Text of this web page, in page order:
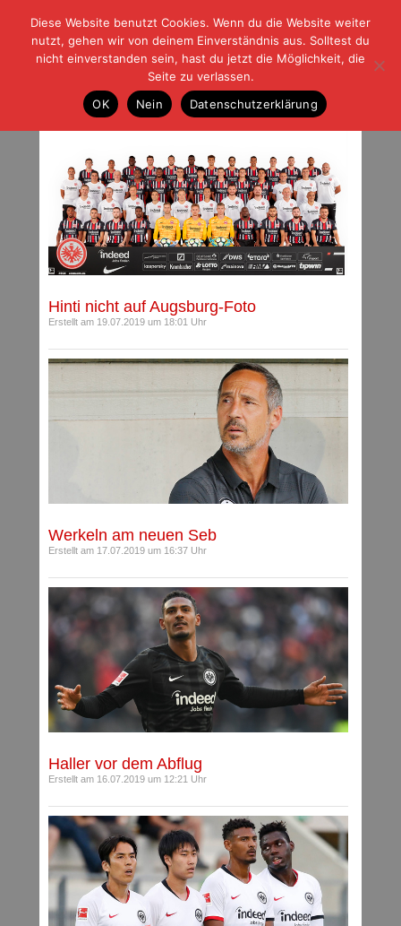
| | |BLOG-GFußball und der Rest
HOME|REGELN|IMPRESSUM |DATENSCHUTZ
Archiv für Juli 2019
Hinti nicht auf Augsburg-Foto
Erstellt am 19.07.2019 um 18:01 Uhr
Werkeln am neuen Seb
Erstellt am 17.07.2019 um 16:37 Uhr
Haller vor dem Abflug
Erstellt am 16.07.2019 um 12:21 Uhr
Diese Website benutzt Cookies. Wenn du die Website weiter
nutzt, gehen wir von deinem Einverständnis aus. Solltest du
nicht einverstanden sein, hast du jetzt die Möglichkeit, die
Seite zu verlassen.
OK
Nein Datenschutzerklärung